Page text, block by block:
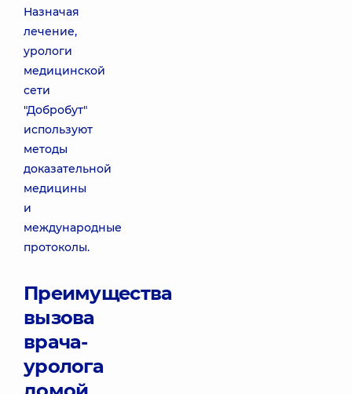
Назначая
лечение,
урологи
медицинской
сети
"Добробут"
используют
методы
доказательной
медицины
и
международные
протоколы.
Преимущества
вызова
врача-
уролога